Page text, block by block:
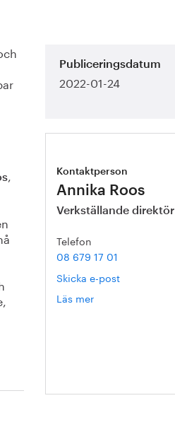
,
Publiceringsdatum
2022-01-24
Kontaktperson
Annika Roos
Verkställande direktör
Telefon
08 679 17 01
Skicka e-post
Läs mer